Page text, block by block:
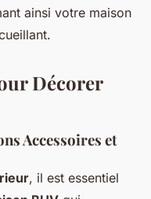
ainsi votre maison
Décorer
Accessoires et
, il est essentiel